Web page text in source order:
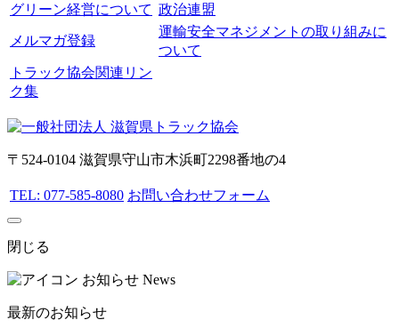
グリーン経営について 政治連盟
メルマガ登録
運輸安全マネジメントの取り組みに
ついて
トラック協会関連リン
ク集
〒524-0104 滋賀県守山市木浜町2298番地の4
TEL: 077-585-8080 お問い合わせフォーム
閉じる
お知らせ News
最新のお知らせ